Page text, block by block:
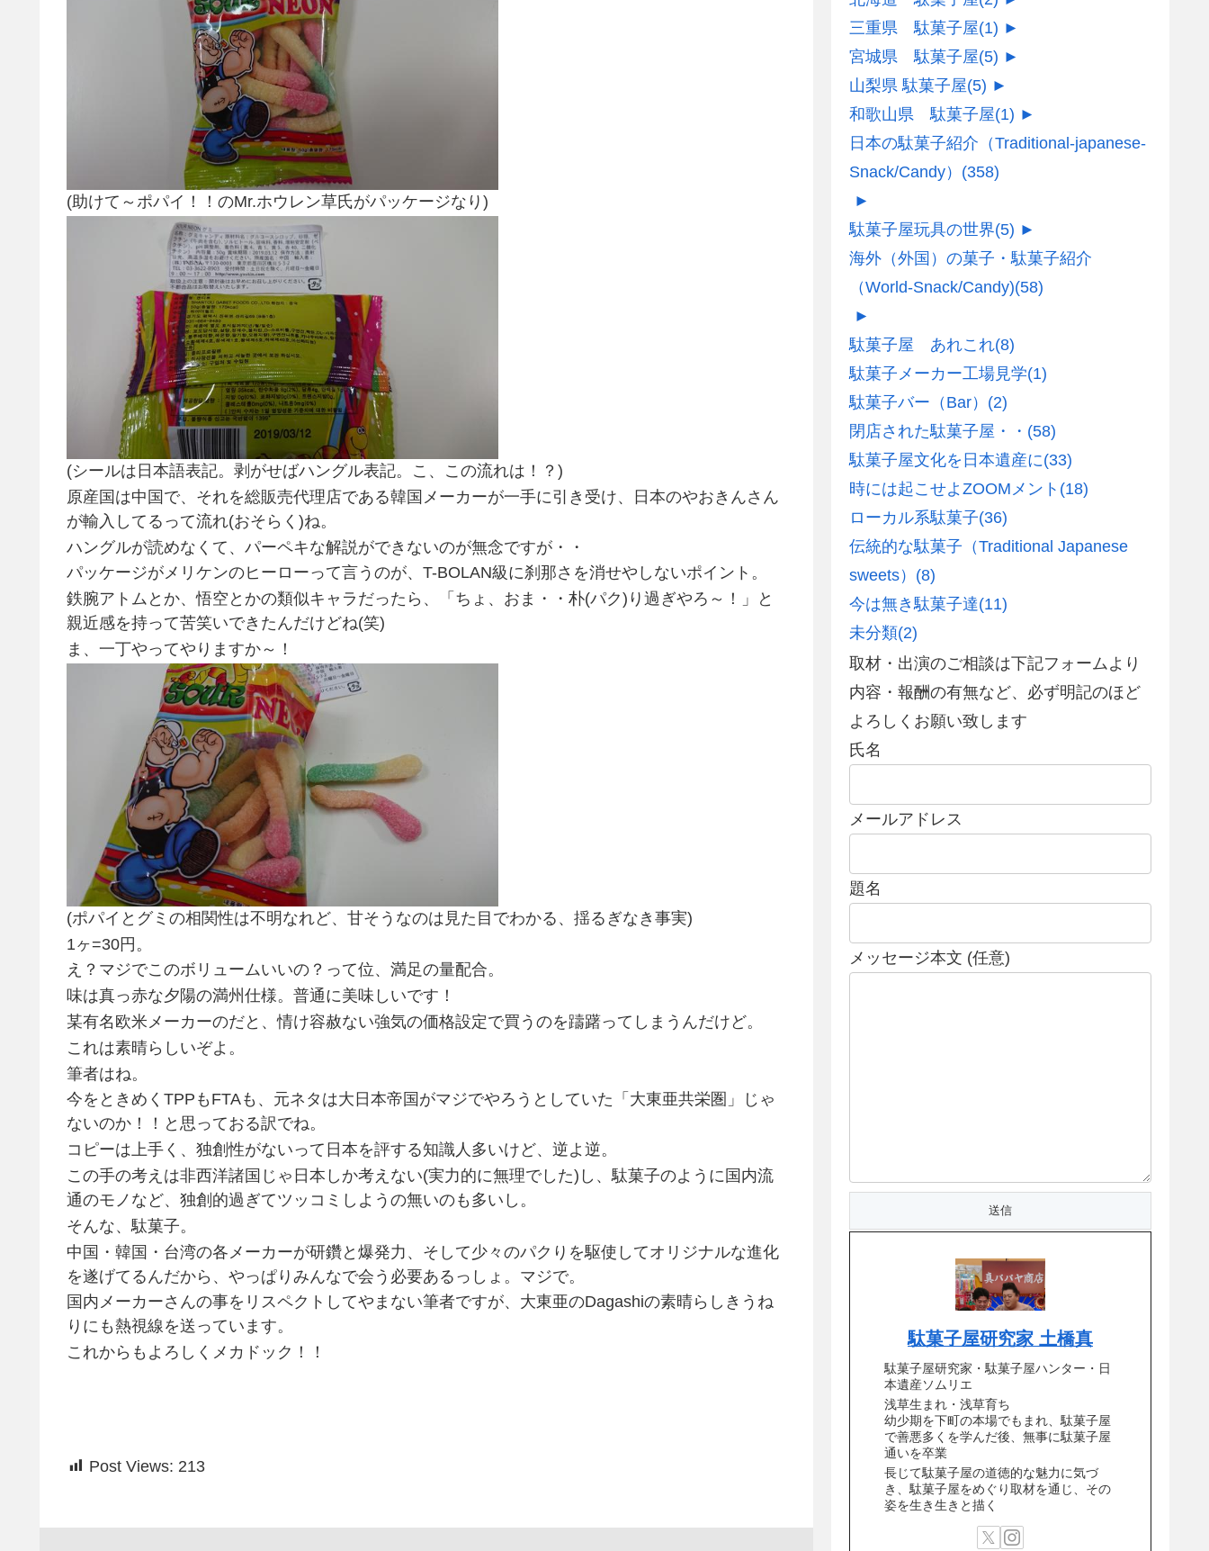
(助けて～ポパイ！！のMr.ホウレン草氏がパッケージなり)
(シールは日本語表記。剥がせばハングル表記。こ、この流れは！？)
原産国は中国で、それを総販売代理店である韓国メーカーが一手に引き受け、日本のやおきんさん
が輸入してるって流れ(おそらく)ね。
ハングルが読めなくて、パーペキな解説ができないのが無念ですが・・
パッケージがメリケンのヒーローって言うのが、T-BOLAN級に刹那さを消せやしないポイント。
鉄腕アトムとか、悟空とかの類似キャラだったら、「ちょ、おま・・朴(パク)り過ぎやろ～！」と
親近感を持って苦笑いできたんだけどね(笑)
ま、一丁やってやりますか～！
(ポパイとグミの相関性は不明なれど、甘そうなのは見た目でわかる、揺るぎなき事実)
1ヶ=30円。
え？マジでこのボリュームいいの？って位、満足の量配合。
味は真っ赤な夕陽の満州仕様。普通に美味しいです！
某有名欧米メーカーのだと、情け容赦ない強気の価格設定で買うのを躊躇ってしまうんだけど。
これは素晴らしいぞよ。
筆者はね。
今をときめくTPPもFTAも、元ネタは大日本帝国がマジでやろうとしていた「大東亜共栄圏」じゃ
ないのか！！と思っておる訳でね。
コピーは上手く、独創性がないって日本を評する知識人多いけど、逆よ逆。
この手の考えは非西洋諸国じゃ日本しか考えない(実力的に無理でした)し、駄菓子のように国内流
通のモノなど、独創的過ぎてツッコミしようの無いのも多いし。
そんな、駄菓子。
中国・韓国・台湾の各メーカーが研鑽と爆発力、そして少々のパクりを駆使してオリジナルな進化
を遂げてるんだから、やっぱりみんなで会う必要あるっしょ。マジで。
国内メーカーさんの事をリスペクトしてやまない筆者ですが、大東亜のDagashiの素晴らしきうね
りにも熱視線を送っています。
これからもよろしくメカドック！！
Post Views: 213
三重県 駄菓子屋(1) ►
宮城県 駄菓子屋(5) ►
山梨県 駄菓子屋(5) ►
和歌山県 駄菓子屋(1) ►
日本の駄菓子紹介（Traditional-japanese-
Snack/Candy） (358)
►
駄菓子屋玩具の世界(5) ►
海外（外国）の菓子・駄菓子紹介
（World-Snack/Candy)(58)
►
駄菓子屋 あれこれ(8)
駄菓子メーカー工場見学(1)
駄菓子バー（Bar） (2)
閉店された駄菓子屋・・ (58)
駄菓子屋文化を日本遺産に(33)
時には起こせよZOOMメント (18)
ローカル系駄菓子(36)
伝統的な駄菓子（Traditional Japanese
sweets） (8)
今は無き駄菓子達(11)
未分類(2)
取材・出演のご相談は下記フォームより
内容・報酬の有無など、必ず明記のほど
よろしくお願い致します
氏名
メールアドレス
題名
メッセージ本文 (任意)
駄菓子屋研究家 土橋真
駄菓子屋研究家・駄菓子屋ハンター・日
本遺産ソムリエ
浅草生まれ・浅草育ち
幼少期を下町の本場でもまれ、駄菓子屋
で善悪多くを学んだ後、無事に駄菓子屋
通いを卒業
長じて駄菓子屋の道徳的な魅力に気づ
き、駄菓子屋をめぐり取材を通じ、その
姿を生き生きと描く